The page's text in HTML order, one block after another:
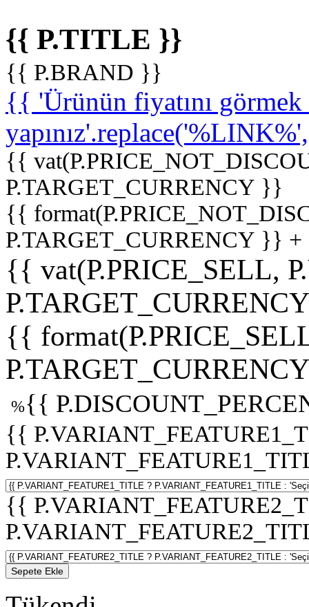
{{ P.TITLE }}
{{ P.BRAND }}
{{ 'Ürünün fiyatını
{{
P.TARGET_CURRENCY }}
{{
P.TARGET_CURRENCY }}
{{ vat(P.PRICE_SELL,
{{
%{{
{{
{{
Sepete Ekle